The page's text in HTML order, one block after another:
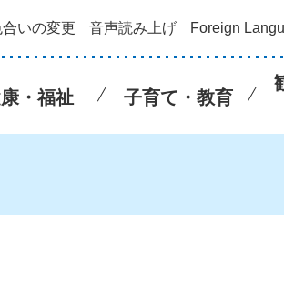
いの変更 音声読み上げ Foreign
・福祉 子育て・教育